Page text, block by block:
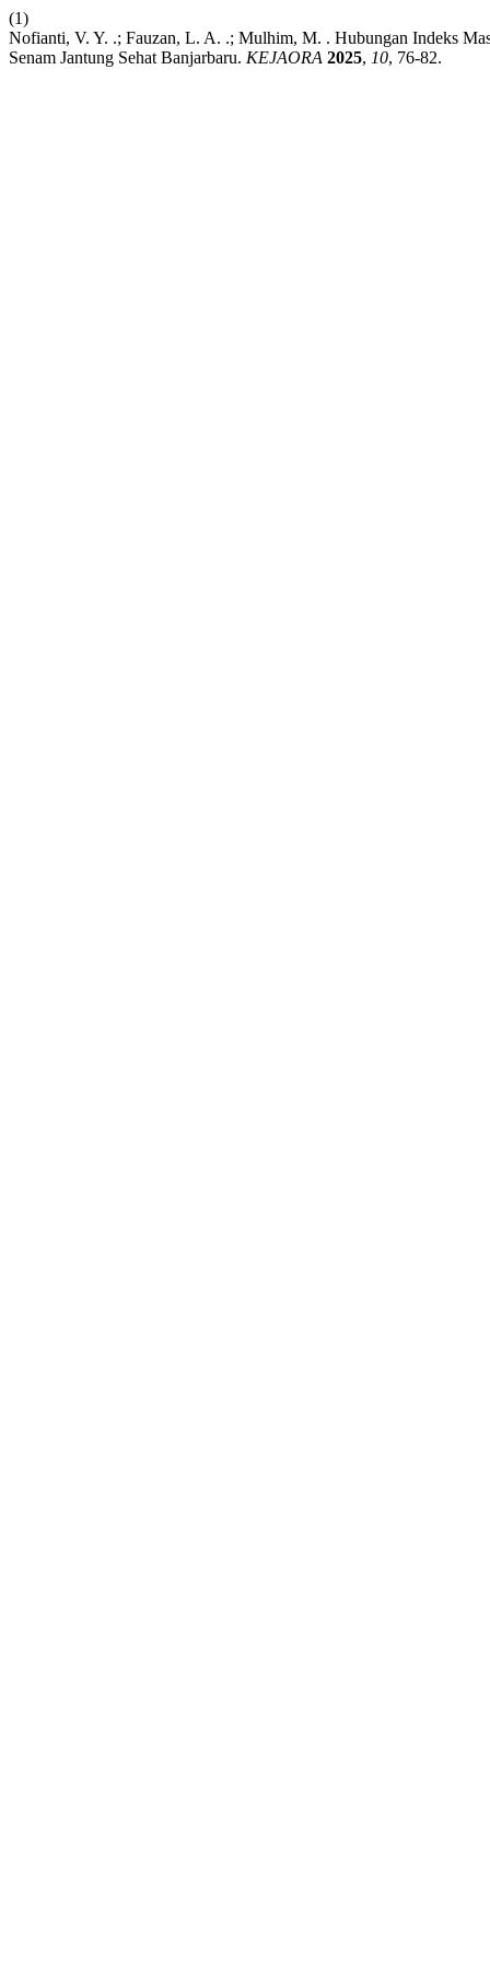
(1)
Nofianti, V. Y. .; Fauzan, L. A. .; Mulhim, M. . Hubungan Indeks
Senam Jantung Sehat Banjarbaru. KEJAORA 2025, 10, 76-82.